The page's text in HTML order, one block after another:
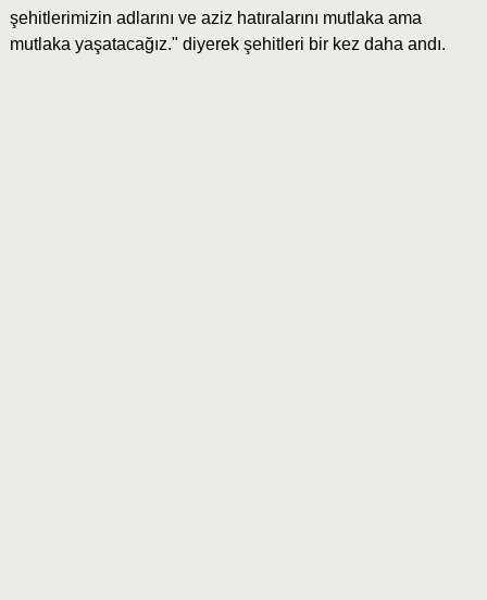
şehitlerimizin adlarını ve aziz hatıralarını mutlaka ama
mutlaka yaşatacağız." diyerek şehitleri bir kez daha andı.